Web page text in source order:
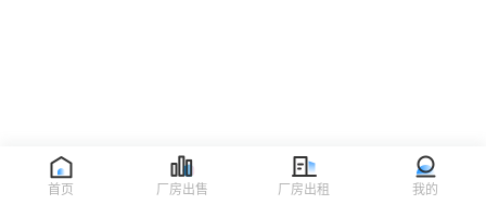
首页 厂房出售 厂房出租 我的